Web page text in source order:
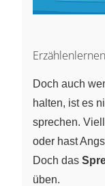
Doch auch
halten, ist es
sprechen.
oder hast
Doch das
üben.